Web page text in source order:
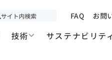
FAQ お問
技術 サステナビリテ